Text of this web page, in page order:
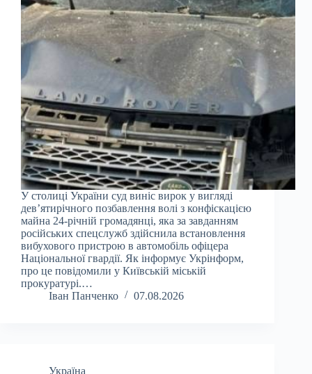
У столиці України суд виніс вирок у вигляді
дев’ятирічного позбавлення волі з конфіскацією
майна 24-річній громадянці, яка за завданням
російських спецслужб здійснила встановлення
вибухового пристрою в автомобіль офіцера
Національної гвардії. Як інформує Укрінформ,
про це повідомили у Київській міській
прокуратурі.…
Іван Панченко
07.08.2026
Україна